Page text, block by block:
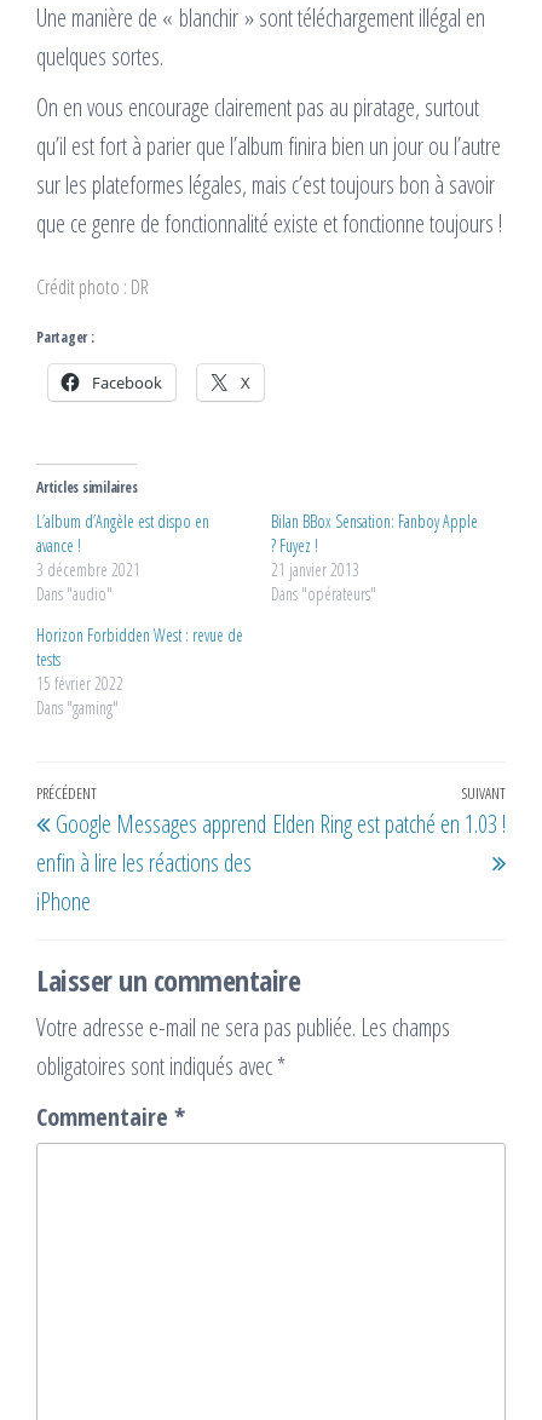
Une manière de « blanchir » sont téléchargement illégal en
quelques sortes.
On en vous encourage clairement pas au piratage, surtout
qu’il est fort à parier que l’album finira bien un jour ou l’autre
sur les plateformes légales, mais c’est toujours bon à savoir
que ce genre de fonctionnalité existe et fonctionne toujours !
Crédit photo : DR
Partager :
Facebook X
Articles similaires
L’album d’Angèle est dispo en
avance !
3 décembre 2021
Dans "audio"
Bilan BBox Sensation: Fanboy Apple
? Fuyez !
21 janvier 2013
Dans "opérateurs"
Horizon Forbidden West : revue de
tests
15 février 2022
Dans "gaming"
Navigation
de
l’article
Article
précédent
PRÉCÉDENT
Google Messages apprend
enfin à lire les réactions des
iPhone
SUIVANT
Elden Ring est patché en 1.03 !
Laisser un commentaire
Votre adresse e-mail ne sera pas publiée. Les champs
obligatoires sont indiqués avec*
Commentaire *